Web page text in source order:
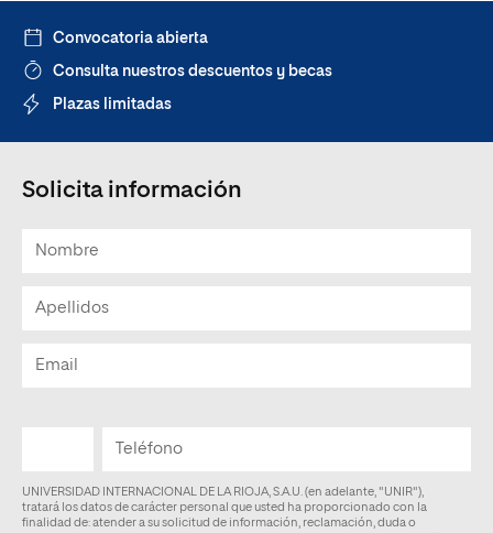
Convocatoria abierta
Consulta nuestros descuentos y becas
Plazas limitadas
Solicita información